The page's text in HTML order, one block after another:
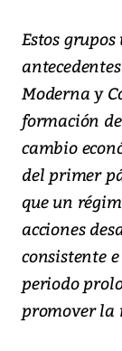
Estos
Moderna y
formación
cambio
del primer
que un
acciones
consistente
periodo
promover la